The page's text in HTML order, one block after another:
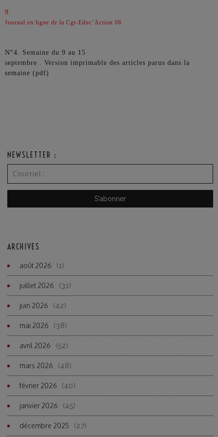
9.
Journal en ligne de la Cgt-Educ’Action 06
N°4. Semaine du 9 au 15
septembre . Version imprimable des articles parus dans la
semaine (pdf)
NEWSLETTER :
ARCHIVES
août 2026 (1)
juillet 2026 (31)
juin 2026 (42)
mai 2026 (38)
avril 2026 (52)
mars 2026 (48)
février 2026 (40)
janvier 2026 (45)
décembre 2025 (27)